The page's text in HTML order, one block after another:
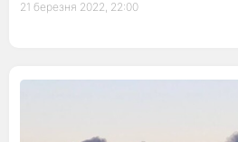
21 березня 2022, 22:00